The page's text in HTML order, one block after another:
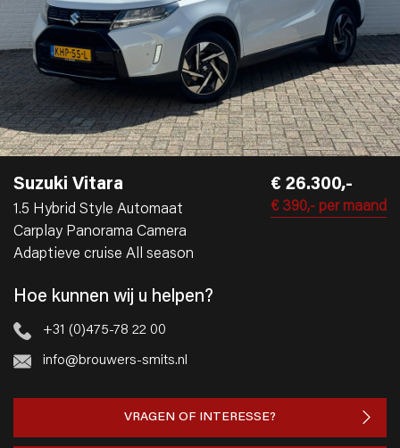
Suzuki Vitara
1.5 Hybrid Style Automaat
Carplay Panorama Camera
Adaptieve cruise All season
€ 26.300,-
€ 390,-per maand
Hoe kunnen wij u helpen?
+31 (0)475-78 22 00
info@brouwers-smits.nl
VRAGEN OF INTERESSE?